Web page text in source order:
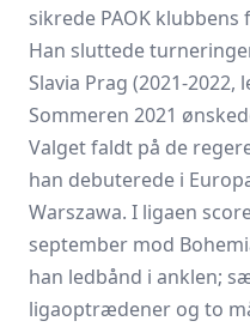
sikrede PAOK
Han sluttede
Slavia Prag (2021-2022,
Sommeren 2021
Valget faldt på de
han debuterede i
Warszawa. I ligaen
september mod
han ledbånd i anklen;
ligaoptrædener og to